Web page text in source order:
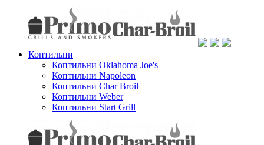
Коптильни
Коптильни Oklahoma Joe's
Коптильни Napoleon
Коптильни Char Broil
Коптильни Weber
Коптильни Start Grill